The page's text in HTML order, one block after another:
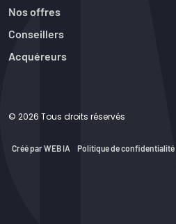
Nos offres
Conseillers
Acquéreurs
© 2026 Tous droits réservés
Créé par WEB IA Politique de confidentialité